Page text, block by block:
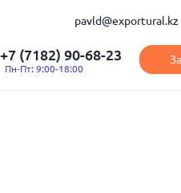
pavld@exportural.kz
+7 (7182) 90-68-23
Пн-Пт: 9:00-18:00